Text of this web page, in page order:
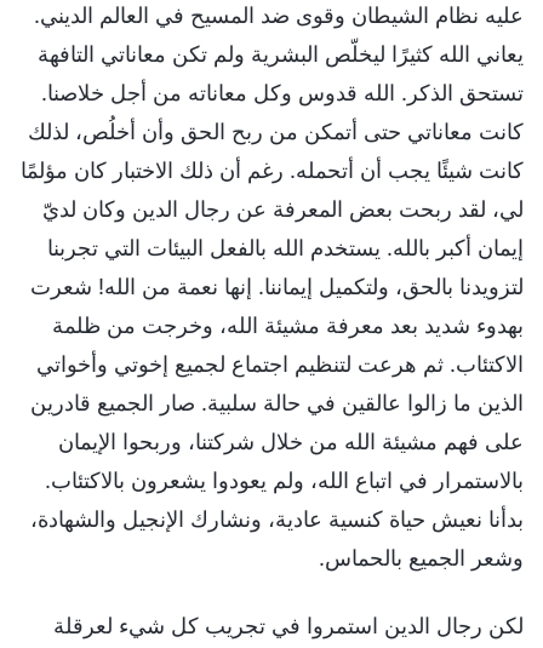
عليه نظام الشيطان وقوى ضد المسيح في العالم الديني.
يعاني الله كثيرًا ليخلّص البشرية ولم تكن معاناتي التافهة
تستحق الذكر. الله قدوس وكل معاناته من أجل خلاصنا.
كانت معاناتي حتى أتمكن من ربح الحق وأن أخلُص، لذلك
كانت شيئًا يجب أن أتحمله. رغم أن ذلك الاختبار كان مؤلمًا
لي، لقد ربحت بعض المعرفة عن رجال الدين وكان لديّ
إيمان أكبر بالله. يستخدم الله بالفعل البيئات التي تجربنا
لتزويدنا بالحق، ولتكميل إيماننا. إنها نعمة من الله! شعرت
بهدوء شديد بعد معرفة مشيئة الله، وخرجت من ظلمة
الاكتئاب. ثم هرعت لتنظيم اجتماع لجميع إخوتي وأخواتي
الذين ما زالوا عالقين في حالة سلبية. صار الجميع قادرين
على فهم مشيئة الله من خلال شركتنا، وربحوا الإيمان
بالاستمرار في اتباع الله، ولم يعودوا يشعرون بالاكتئاب.
بدأنا نعيش حياة كنسية عادية، ونشارك الإنجيل والشهادة،
وشعر الجميع بالحماس.
لكن رجال الدين استمروا في تجريب كل شيء لعرقلة